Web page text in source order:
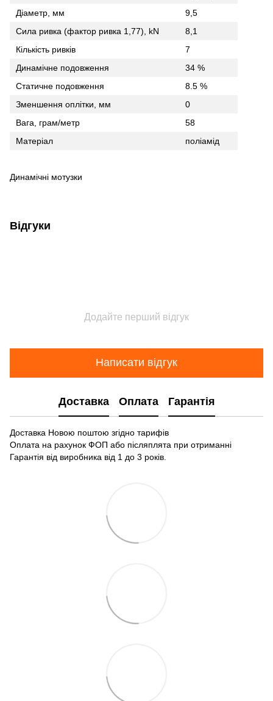
Діаметр, мм
9,5
Сила ривка (фактор ривка 1,77), kN
8,1
Кількість ривків
7
Динамічне подовження
34 %
Статичне подовження
8.5 %
Зменшення оплітки, мм
0
Вага, грам/метр
58
Матеріал
поліамід
Динамічні мотузки
Відгуки
Додайте перший відгук
Написати відгук
Доставка Оплата Гарантія
Доставка Новою поштою згідно тарифів
Оплата на рахунок ФОП або післяплята при отриманні
Гарантія від виробника від 1 до 3 років.